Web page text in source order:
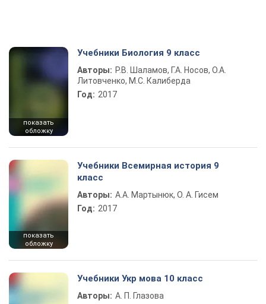
показать
обложку
Учебники Биология 9 класс
Авторы: Р.В. Шаламов, Г.А. Носов, О.А.
Литовченко, М.С. Калиберда
Год: 2017
показать
обложку
Учебники Всемирная история 9
класс
Авторы: А.А. Мартынюк, О. А. Гисем
Год: 2017
Учебники Укр мова 10 класс
Авторы: А. П. Глазова